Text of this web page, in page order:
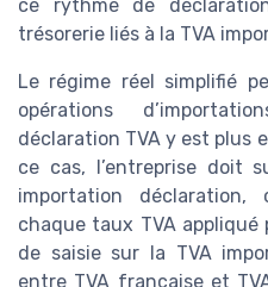
ce rythme de
trésorerie liés à la TVA
Le régime réel simplifié
opérations
déclaration TVA y est plus
ce cas, l’entreprise doit
importation
chaque taux TVA appliqué
de saisie sur la TVA
entre TVA française et